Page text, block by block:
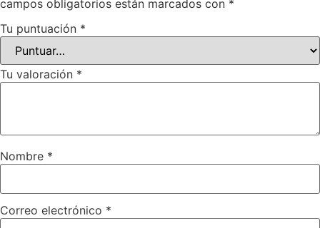
campos obligatorios están marcados con *
Tu puntuación *
Tu valoración *
Nombre *
Correo electrónico *